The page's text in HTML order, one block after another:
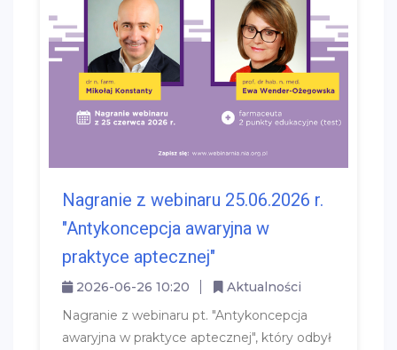
Nagranie z webinaru 25.06.2026 r.
"Antykoncepcja awaryjna w
praktyce aptecznej"
2026-06-26 10:20
Aktualności
Nagranie z webinaru pt. "Antykoncepcja
awaryjna w praktyce aptecznej", który odbył